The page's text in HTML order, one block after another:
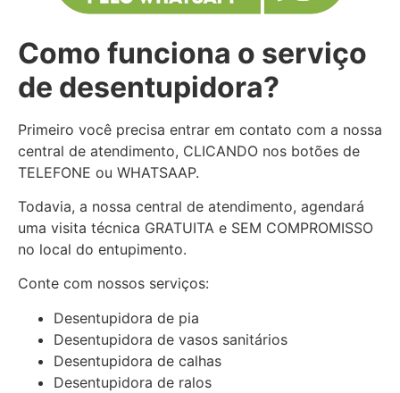
Como funciona o serviço
de desentupidora?
Primeiro você precisa entrar em contato com a nossa
central de atendimento, CLICANDO nos botões de
TELEFONE ou WHATSAAP.
Todavia, a nossa central de atendimento, agendará
uma visita técnica GRATUITA e SEM COMPROMISSO
no local do entupimento.
Conte com nossos serviços:
Desentupidora de pia
Desentupidora de vasos sanitários
Desentupidora de calhas
Desentupidora de ralos